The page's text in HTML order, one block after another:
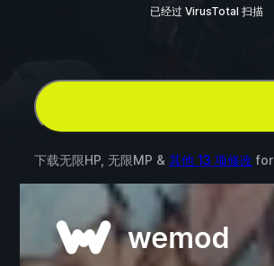
已经过 VirusTotal 扫描
下载无限HP, 无限MP & 其他 13 项修改 for